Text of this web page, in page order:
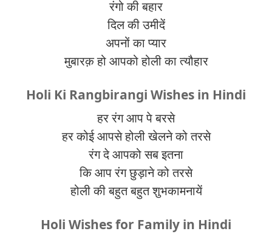
रंगो की बहार
दिल की उमीदें
अपनों का प्यार
मुबारक़ हो आपको होली का त्यौहार
Holi Ki Rangbirangi Wishes in Hindi
हर रंग आप पे बरसे
हर कोई आपसे होली खेलने को तरसे
रंग दे आपको सब इतना
कि आप रंग छुड़ाने को तरसे
होली की बहुत बहुत शुभकामनायें
Holi Wishes for Family in Hindi